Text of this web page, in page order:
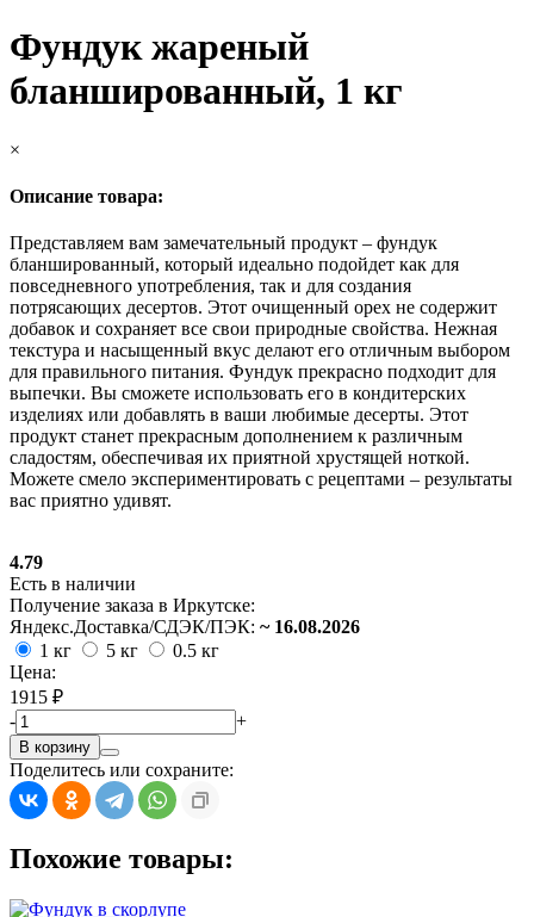
Фундук жареный
бланшированный, 1 кг
×
Описание товара:
Представляем вам замечательный продукт – фундук
бланшированный, который идеально подойдет как для
повседневного употребления, так и для создания
потрясающих десертов. Этот очищенный орех не содержит
добавок и сохраняет все свои природные свойства. Нежная
текстура и насыщенный вкус делают его отличным выбором
для правильного питания. Фундук прекрасно подходит для
выпечки. Вы сможете использовать его в кондитерских
изделиях или добавлять в ваши любимые десерты. Этот
продукт станет прекрасным дополнением к различным
сладостям, обеспечивая их приятной хрустящей ноткой.
Можете смело экспериментировать с рецептами – результаты
вас приятно удивят.
4.79
Есть в наличии
Получение заказа в Иркутске:
Яндекс.Доставка/СДЭК/ПЭК: ~ 16.08.2026
1 кг
5 кг
0.5 кг
Цена:
1915 ₽
-
+
В корзину
Поделитесь или сохраните:
Похожие товары: